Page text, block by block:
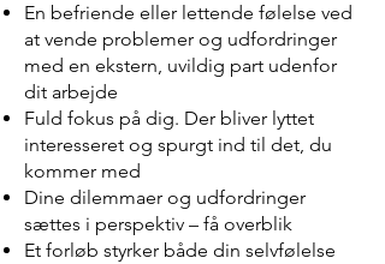
En befriende eller lettende følelse ved
at vende problemer og udfordringer
med en ekstern, uvildig part udenfor
dit arbejde
Fuld fokus på dig. Der bliver lyttet
interesseret og spurgt ind til det, du
kommer med
Dine dilemmaer og udfordringer
sættes i perspektiv – få overblik
Et forløb styrker både din selvfølelse